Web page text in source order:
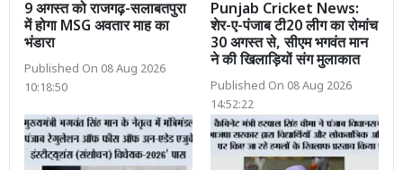
9 अगस्त को राजगढ़-सलाबतपुरा
में होगा MSG अवतार माह का
भंडारा
Published On 08 Aug 2026
10:18:50
Punjab Cricket News:
शेर-ए-पंजाब टी20 लीग का रोमांच
30 अगस्त से, सीएम भगवंत मान
ने की खिलाड़ियों संग मुलाकात
Published On 08 Aug 2026
14:52:22